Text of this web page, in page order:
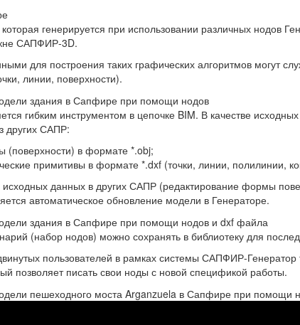
генерируется при использовании различных нодов
САПФИР-3D.
для построения таких графических алгоритмов могут
линии, поверхности).
здания в Сапфире при помощи нодов
гибким инструментом в цепочке BIM. В качестве
других САПР:
(поверхности) в формате *.obj;
примитивы в формате *.dxf (точки, линии, полилинии,
данных в других САПР (редактирование формы
автоматическое обновление модели в Генераторе.
здания в Сапфире при помощи нодов и dxf файла
(набор нодов) можно сохранять в библиотеку для
пользователей в рамках системы САПФИР-Генератор
позволяет писать свои ноды с новой спецификой работы.
пешеходного моста Arganzuela в Сапфире при помощи